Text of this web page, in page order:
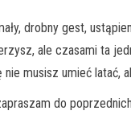
drobny gest,
ale czasami ta
musisz umieć latać,
do